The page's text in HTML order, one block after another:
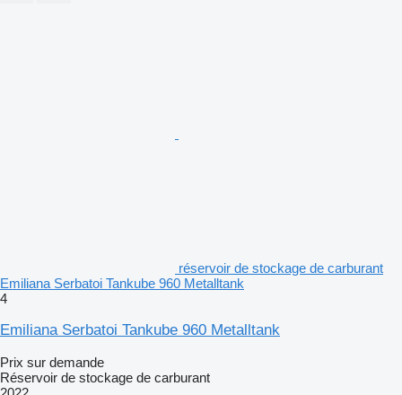
réservoir de stockage de carburant
Emiliana Serbatoi Tankube 960 Metalltank
4
Emiliana Serbatoi Tankube 960 Metalltank
Prix sur demande
Réservoir de stockage de carburant